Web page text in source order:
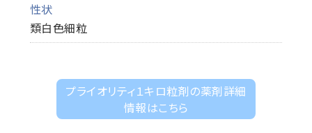
性状
類白色細粒
プライオリティ１キロ粒剤の薬剤詳細
情報はこちら